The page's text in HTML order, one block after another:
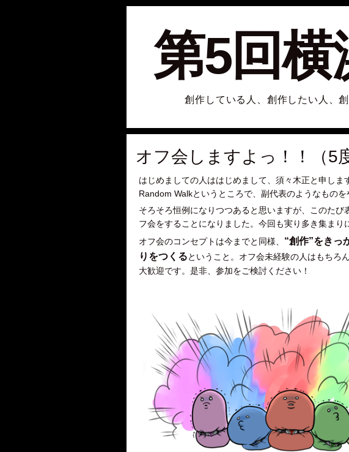
第5回横
創作している人、創作したい人、
オフ会しますよっ！！（5
はじめましての人ははじめまして、須々木正と申しま
Random Walkというところで、副代表のようなものを
そろそろ恒例になりつつあると思いますが、このたび
フ会をすることになりました。今回も実り多き集まり
オフ会のコンセプトは今までと同様、 “創作”をきっ
りをつくるということ。オフ会未経験の人はもちろ
大歓迎です。是非、参加をご検討ください！